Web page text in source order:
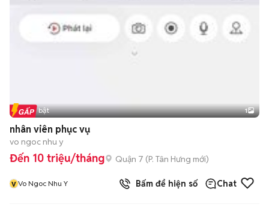
Tin nổi bật 1
nhân viên phục vụ
vo ngoc nhu y
Đến 10 triệu/tháng Quận 7 (P. Tân Hưng mới)
v Vo Ngoc Nhu Y Bấm để hiện số Chat